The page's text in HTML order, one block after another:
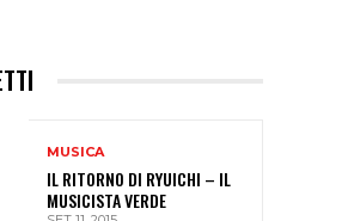
MUSICA
IL RITORNO DI RYUICHI – IL
MUSICISTA VERDE